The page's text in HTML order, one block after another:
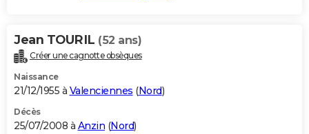
Jean TOURIL (52 ans)
Créer une cagnotte obsèques
Naissance
21/12/1955 à Valenciennes (Nord)
Décès
25/07/2008 à Anzin (Nord)